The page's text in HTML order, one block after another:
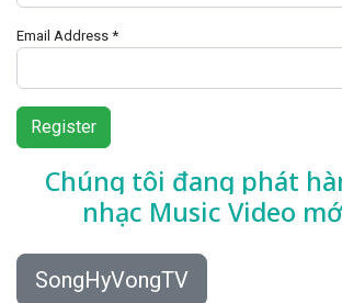
Email Address *
Register
Chúng tôi đang phát
nhạc Music Video
SongHyVongTV